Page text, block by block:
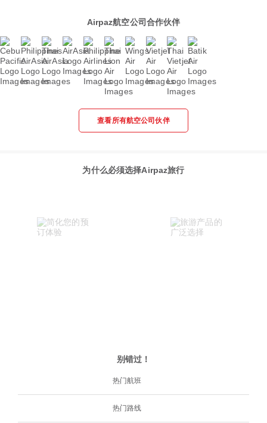
Airpaz航空公司合作伙伴
查看所有航空公司伙伴
为什么必须选择Airpaz旅行
别错过！
热门航班
热门路线